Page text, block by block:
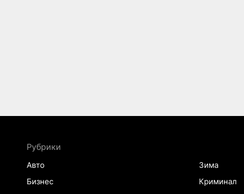
Рубрики
Авто
Бизнес
Зима
Криминал